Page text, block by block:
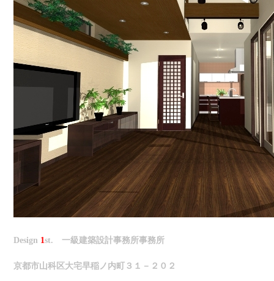
Design 1st. 一級建築設計事務所事務所
京都市山科区大宅早稲ノ内町３１－２０２